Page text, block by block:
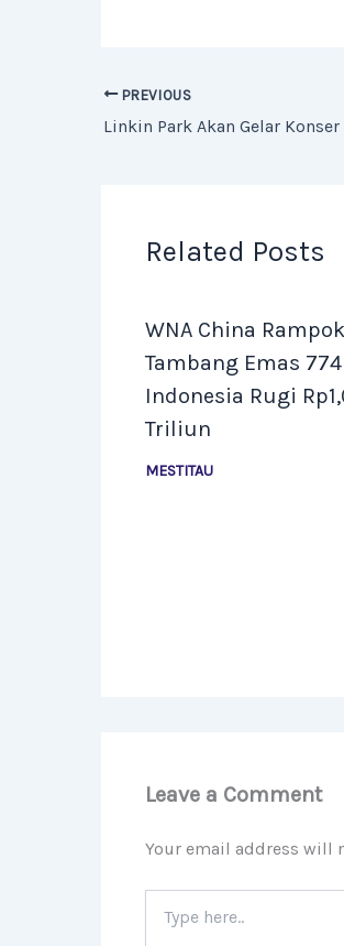
PREVIOUS
Related Posts
WNA China Rampok
Tambang Emas
Indonesia Rugi
Triliun
MESTITAU
Leave a Comment
Your email address will
here..